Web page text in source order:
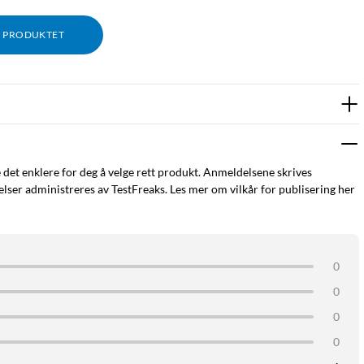
PRODUKTET
angis på forhånd
alarmsentral, som er åpen hele døgnet
i EU, Norge, Sveits og Storbritannia (samt i flere land som
I tillegg er klokken IP67-klassifisert. Det innebærer at den er
enklere for deg å velge rett produkt. Anmeldelsene skrives
administreres av TestFreaks. Les mer om vilkår for publisering her
0
0
0
0